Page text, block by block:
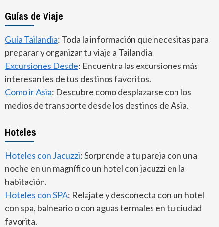
Guías de Viaje
Guía Tailandia: Toda la información que necesitas para
preparar y organizar tu viaje a Tailandia.
Excursiones Desde: Encuentra las excursiones más
interesantes de tus destinos favoritos.
Como ir Asia: Descubre como desplazarse con los
medios de transporte desde los destinos de Asia.
Hoteles
Hoteles con Jacuzzi: Sorprende a tu pareja con una
noche en un magnífico un hotel con jacuzzi en la
habitación.
Hoteles con SPA: Relajate y desconecta con un hotel
con spa, balneario o con aguas termales en tu ciudad
favorita.